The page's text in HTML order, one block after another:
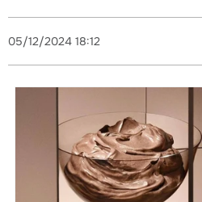
05/12/2024 18:12